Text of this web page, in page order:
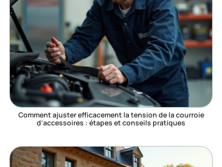
Comment ajuster efficacement la tension de la courroie
d’accessoires : étapes et conseils pratiques